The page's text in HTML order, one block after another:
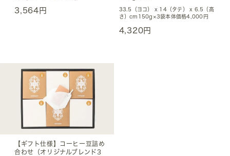
3,564円
33.5（ヨコ） x 14（タテ） x 6.5（高
さ）cm150g×3袋本体価格4,000円
4,320円
【ギフト仕様】コーヒー豆詰め
合わせ（オリジナルブレンド3